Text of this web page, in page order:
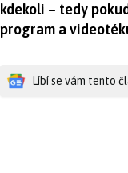
kdekoli – tedy
program a
Líbí se vám tento